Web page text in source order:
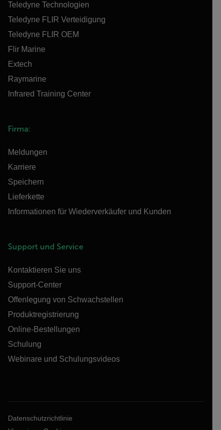
Teledyne Technologien
Teledyne FLIR Verteidigung
Teledyne FLIR OEM
Flir Marine
Extech
Raymarine
Infrared Training Center
Firma:
Meldungen
Karriere
Speichern
Lieferkette
Informationen für Wiederverkäufer und Kunden
Support und Service
Kontaktieren Sie uns
Support-Center
Offenlegung von Schwachstellen
Produktregistrierung
Online-Bestellungen
Schulung
Webinare und Schulungsvideos
Datenschutzrichtlinie